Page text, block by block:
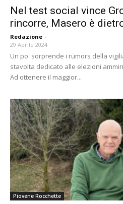
Nel test social vince
rincorre, Masero è
Redazione -
29 Aprile 2024
Un po' sorprende i rumors della
stavolta dedicato alle elezioni
Ad ottenere il maggior...
Piovene Rocchette